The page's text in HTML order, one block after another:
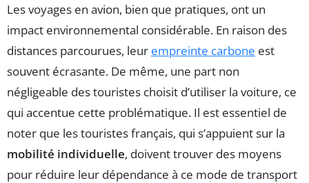
Les voyages en avion, bien que pratiques, ont un
impact environnemental considérable. En raison des
distances parcourues, leur empreinte carbone est
souvent écrasante. De même, une part non
négligeable des touristes choisit d’utiliser la voiture, ce
qui accentue cette problématique. Il est essentiel de
noter que les touristes français, qui s’appuient sur la
mobilité individuelle, doivent trouver des moyens
pour réduire leur dépendance à ce mode de transport